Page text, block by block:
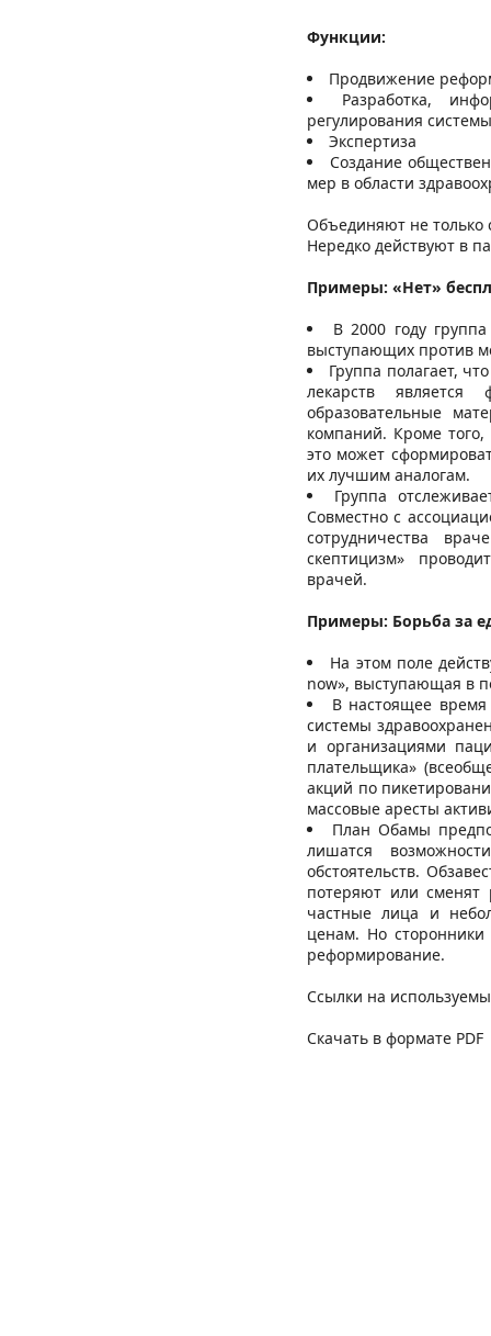
Функции:
Продвижение
Разработка,
регулирования
Экспертиза
Создание
мер в области
Объединяют не только
Нередко действуют в
Примеры: «Нет»
В 2000 году
выступающих против
Группа полагает,
лекарств
образовательные
компаний. Кроме того,
это может
их лучшим аналогам.
Группа
Совместно с
сотрудничества
скептицизм»
врачей.
Примеры: Борьба за
На этом поле
now», выступающая в
В настоящее
системы
и организациями
плательщика»
акций по
массовые аресты
План Обамы
лишатся
обстоятельств.
потеряют или сменят
частные лица и
ценам. Но сторонники
реформирование.
Ссылки на
Скачать в формате PDF